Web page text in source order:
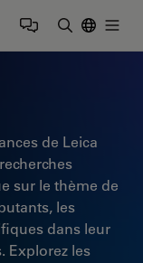
de Leica
sur le thème de
les
dans leur
Explorez les